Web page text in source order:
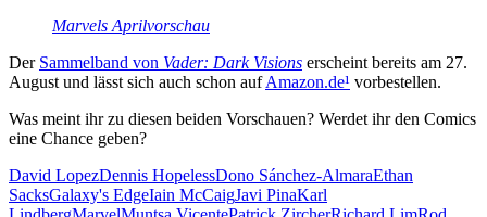
Marvels Aprilvorschau
Der Sammelband von Vader: Dark Visions erscheint bereits am 27.
August und lässt sich auch schon aufAmazon.de¹ vorbestellen.
Was meint ihr zu diesen beiden Vorschauen? Werdet ihr den Comics
eine Chance geben?
David LopezDennis HopelessDono Sánchez-AlmaraEthan
SacksGalaxy's EdgeIain McCaigJavi PinaKarl